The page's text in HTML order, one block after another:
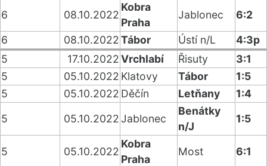
6
08.10.2022
Kobra
Praha
Jablonec
6:2
6
08.10.2022Tábor Ústí n/L
4:3p
5
17.10.2022Vrchlabí Řisuty
3:1
5
05.10.2022 Klatovy Tábor
1:5
5
05.10.2022 Děčín Letňany
1:4
5
05.10.2022Jablonec
Benátky
n/J
1:5
5 05.10.2022
Kobra
Praha
Most
6:1